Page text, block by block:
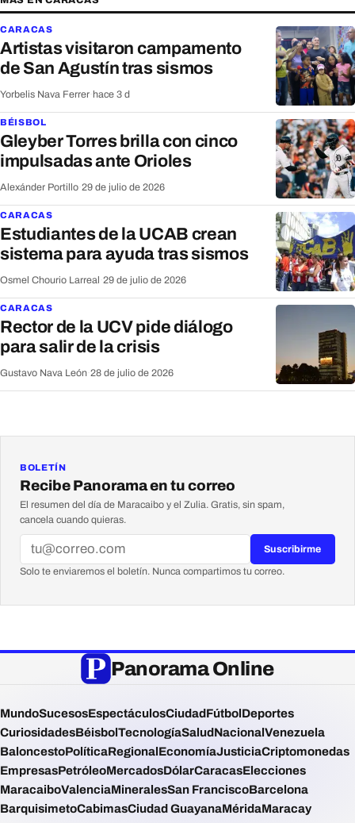
CARACAS
Artistas visitaron campamento
de San Agustín tras sismos
Yorbelis Nava Ferrer hace 3 d
BÉISBOL
Gleyber Torres brilla con cinco
impulsadas ante Orioles
Alexánder Portillo 29 de julio de 2026
CARACAS
Estudiantes de la UCAB crean
sistema para ayuda tras sismos
Osmel Chourio Larreal 29 de julio de 2026
CARACAS
Rector de la UCV pide diálogo
para salir de la crisis
Gustavo Nava León 28 de julio de 2026
BOLETÍN
Recibe Panorama en tu correo
El resumen del día de Maracaibo y el Zulia. Gratis, sin spam,
cancela cuando quieras.
Suscribirme
Solo te enviaremos el boletín. Nunca compartimos tu correo.
Panorama Online
MundoSucesosEspectáculosCiudadFútbol Deportes
CuriosidadesBéisbol TecnologíaSaludNacional Venezuela
BaloncestoPolíticaRegional EconomíaJusticiaCriptomonedas
EmpresasPetróleoMercadosDólarCaracasElecciones
MaracaiboValenciaMineralesSan FranciscoBarcelona
BarquisimetoCabimasCiudad GuayanaMéridaMaracay